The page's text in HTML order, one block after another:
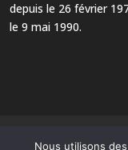
depuis le 26 février
le 9 mai 1990.
Nous utilisons